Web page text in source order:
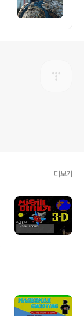
더보기